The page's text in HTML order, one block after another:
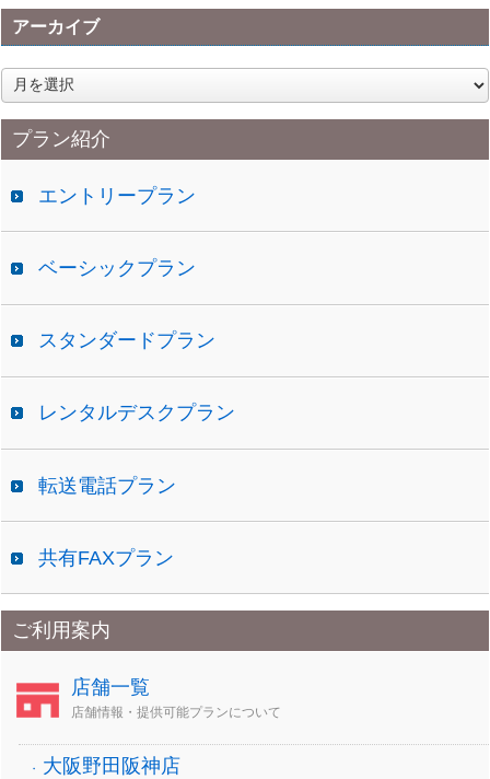
アーカイブ
ア
ー
カ
イプラン紹介
エントリープラン
ベーシックプラン
スタンダードプラン
レンタルデスクプラン
転送電話プラン
共有FAXプラン
ご利用案内
店舗一覧
店舗情報・提供可能プランについて
大阪野田阪神店